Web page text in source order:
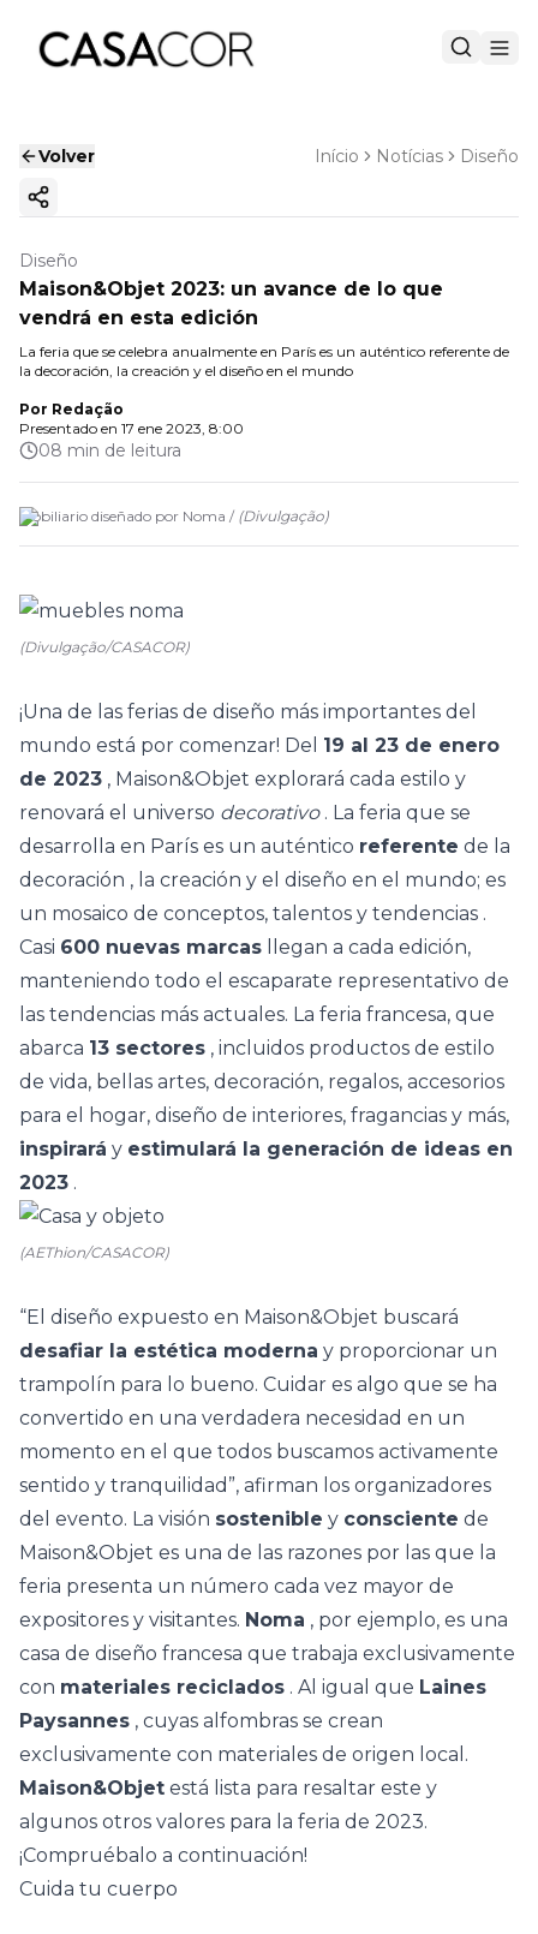
Volver Início Notícias Diseño
Copiar enlace
Diseño
Maison&Objet 2023: un avance de lo que
vendrá en esta edición
La feria que se celebra anualmente en París es un auténtico referente de
la decoración, la creación y el diseño en el mundo
Por Redação
Presentado en 17 ene 2023, 8:00
08 min de leitura
Mobiliario diseñado por Noma / (Divulgação)
(Divulgação/CASACOR)
¡Una de las ferias de diseño más importantes del
mundo está por comenzar! Del 19 al 23 de enero
de 2023 , Maison&Objet explorará cada estilo y
renovará el universo decorativo. La feria que se
desarrolla en París es un auténtico referente de la
decoración , la creación y el diseño en el mundo; es
un mosaico de conceptos, talentos y tendencias .
Casi 600 nuevas marcas llegan a cada edición,
manteniendo todo el escaparate representativo de
las tendencias más actuales. La feria francesa, que
abarca 13 sectores , incluidos productos de estilo
de vida, bellas artes, decoración, regalos, accesorios
para el hogar, diseño de interiores, fragancias y más,
inspirará y estimulará la generación de ideas en
2023 .
(AEThion/CASACOR)
“El diseño expuesto en Maison&Objet buscará
desafiar la estética moderna y proporcionar un
trampolín para lo bueno. Cuidar es algo que se ha
convertido en una verdadera necesidad en un
momento en el que todos buscamos activamente
sentido y tranquilidad”, afirman los organizadores
del evento. La visión sostenible y consciente de
Maison&Objet es una de las razones por las que la
feria presenta un número cada vez mayor de
expositores y visitantes. Noma , por ejemplo, es una
casa de diseño francesa que trabaja exclusivamente
con materiales reciclados . Al igual que Laines
Paysannes , cuyas alfombras se crean
exclusivamente con materiales de origen local.
Maison&Objet está lista para resaltar este y
algunos otros valores para la feria de 2023.
¡Compruébalo a continuación!
Cuida tu cuerpo